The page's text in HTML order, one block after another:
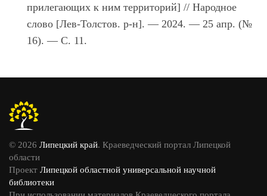
прилегающих к ним территорий] // Народное
слово [Лев-Толстов. р-н]. — 2024. — 25 апр. (№
16). — С. 11.
© 2026 Липецкий край. Краеведческий портал Липецкой
области
Проект Липецкой областной универсальной научной
библиотеки